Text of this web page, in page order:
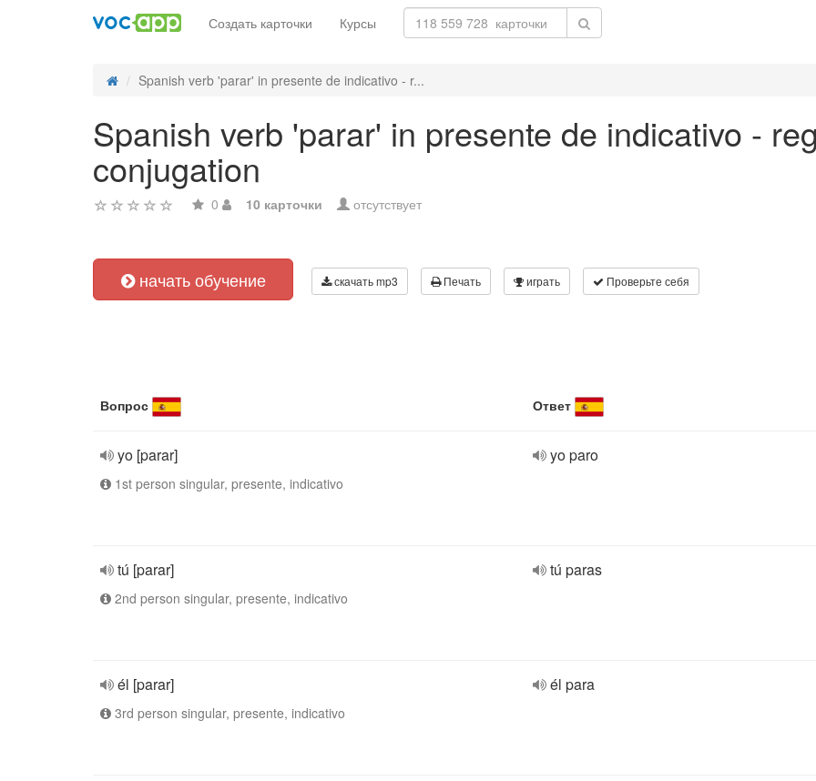
Создать карточки Курсы
Spanish verb 'parar' in presente de indicativo - r...
Spanish verb 'parar' in presente de indicativo -
conjugation
0 10 карточки отсутствует
начать обучение скачать mp3 Печать играть Проверьте себя
Вопрос Ответ
yo [parar]
1st person singular, presente, indicativo
yo paro
tú [parar]
2nd person singular, presente, indicativo
tú paras
él [parar]
3rd person singular, presente, indicativo
él para